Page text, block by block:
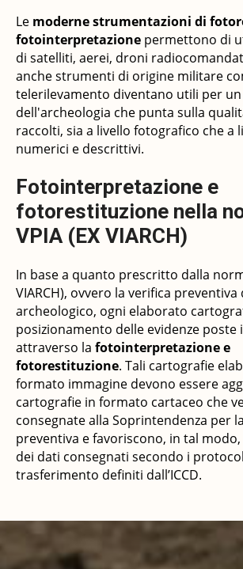
Le moderne strumentazioni di
fotointerpretazione permettono di
di satelliti, aerei, droni
anche strumenti di origine militare
telerilevamento diventano utili per
dell'archeologia che punta sulla
raccolti, sia a livello fotografico che a
numerici e descrittivi.
Fotointerpretazione e
fotorestituzione nella
VPIA (EX VIARCH)
In base a quanto prescritto dalla
VIARCH), ovvero la verifica
archeologico, ogni elaborato
posizionamento delle evidenze poste
attraverso la fotointerpretazione e
fotorestituzione. Tali cartografie
formato immagine devono essere
cartografie in formato cartaceo che
consegnate alla Soprintendenza per
preventiva e favoriscono, in tal
dei dati consegnati secondo i
trasferimento definiti dall’ICCD.